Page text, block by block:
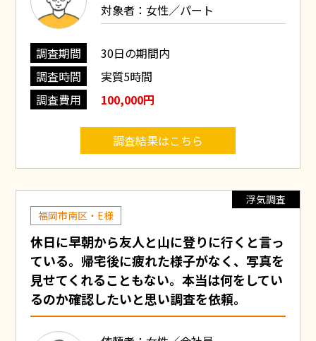
対象者：女性／パート
調査期間
30日の期間内
調査時間
実質5時間
調査費用
100,000円
調査結果はこちら
浮気調査
福岡市南区・E様
休日に早朝から友人と山に登りに行くと言っ
ている。帰宅後に疲れた様子がなく、写真を
見せてくれることもない。本当は何をしてい
るのか確認したいと思い調査を依頼。